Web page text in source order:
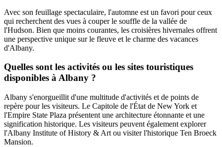
Avec son feuillage spectaculaire, l'automne est un favori pour ceux
qui recherchent des vues à couper le souffle de la vallée de
l'Hudson. Bien que moins courantes, les croisières hivernales offrent
une perspective unique sur le fleuve et le charme des vacances
d'Albany.
Quelles sont les activités ou les sites touristiques
disponibles à Albany ?
Albany s'enorgueillit d'une multitude d'activités et de points de
repère pour les visiteurs. Le Capitole de l'État de New York et
l'Empire State Plaza présentent une architecture étonnante et une
signification historique. Les visiteurs peuvent également explorer
l'Albany Institute of History & Art ou visiter l'historique Ten Broeck
Mansion.